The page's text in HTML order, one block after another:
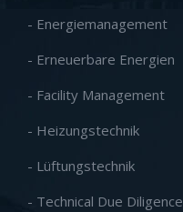
- Energiemanagement
- Erneuerbare Energien
- Facility Management
- Heizungstechnik
- Lüftungstechnik
- Technical Due Diligence